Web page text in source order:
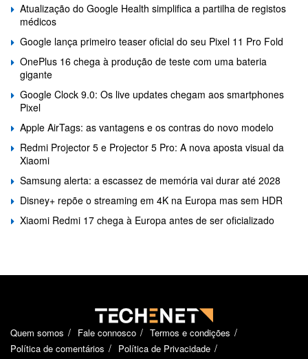
Atualização do Google Health simplifica a partilha de registos
médicos
Google lança primeiro teaser oficial do seu Pixel 11 Pro Fold
OnePlus 16 chega à produção de teste com uma bateria
gigante
Google Clock 9.0: Os live updates chegam aos smartphones
Pixel
Apple AirTags: as vantagens e os contras do novo modelo
Redmi Projector 5 e Projector 5 Pro: A nova aposta visual da
Xiaomi
Samsung alerta: a escassez de memória vai durar até 2028
Disney+ repõe o streaming em 4K na Europa mas sem HDR
Xiaomi Redmi 17 chega à Europa antes de ser oficializado
Quem somos Fale connosco
Termos e condições
Política de comentários
Política de Privacidade